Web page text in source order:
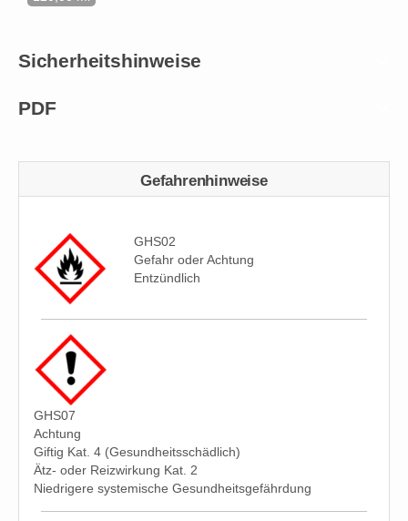
Sicherheitshinweise
PDF
Gefahrenhinweise
GHS02
Gefahr oder Achtung
Entzündlich
GHS07
Achtung
Giftig Kat. 4 (Gesundheitsschädlich)
Ätz- oder Reizwirkung Kat. 2
Niedrigere systemische Gesundheitsgefährdung